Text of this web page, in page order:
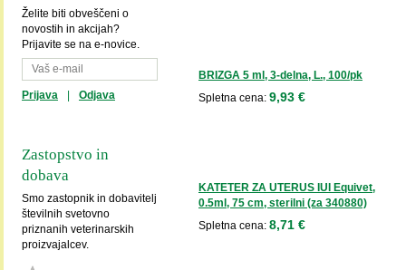
Želite biti obveščeni o
novostih in akcijah?
Prijavite se na e-novice.
Prijava Odjava
Zastopstvo in
dobava
Smo zastopnik in dobavitelj
številnih svetovno
priznanih veterinarskih
proizvajalcev.
BRIZGA 5 ml, 3-delna, L., 100/pk
Spletna cena: 9,93 €
KATETER ZA UTERUS IUI Equivet,
0.5ml, 75 cm, sterilni (za 340880)
Spletna cena: 8,71 €